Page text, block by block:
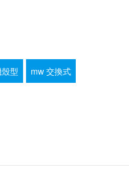
型 mw 交換式